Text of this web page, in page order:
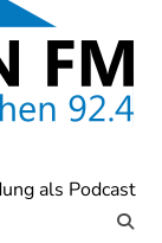
als Podcast